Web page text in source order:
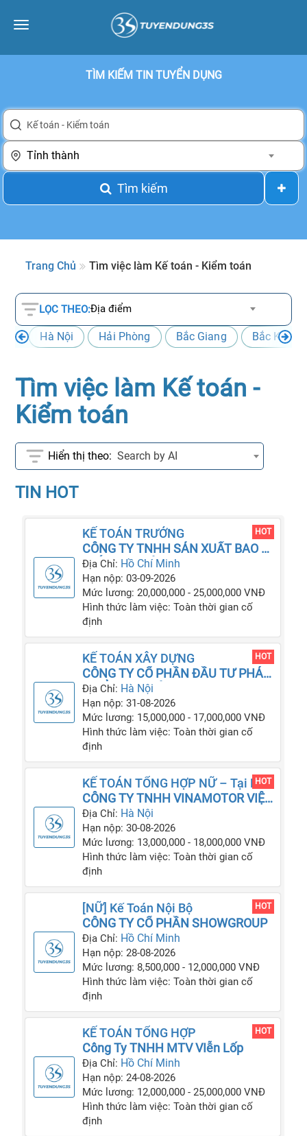
Toggle
TÌM KIẾM TIN TUYỂN DỤNG
Tỉnh thành
Tìm kiếm
Trang Chủ Tìm việc làm Kế toán - Kiểm toán
LỌC THEO:Địa điểm
Hà Nội Hải Phòng Bắc Giang Bắc Kạn
Tìm việc làm Kế toán -
Kiểm toán
Search by AI
TIN HOT
KẾ TOÁN TRƯỞNG
CÔNG TY TNHH SẢN XUẤT BAO BÌ
GIẤY AN PHÚ
Địa Chỉ: Hồ Chí Minh
Hạn nộp: 03-09-2026
Mức lương: 20,000,000 - 25,000,000 VNĐ
Hình thức làm việc: Toàn thời gian cố
định
HOT
KẾ TOÁN XÂY DỰNG
CÔNG TY CỔ PHẦN ĐẦU TƯ PHÁT
TRIỂN AN PHÚC VINH
Địa Chỉ: Hà Nội
Hạn nộp: 31-08-2026
Mức lương: 15,000,000 - 17,000,000 VNĐ
Hình thức làm việc: Toàn thời gian cố
định
HOT
KẾ TOÁN TỔNG HỢP NỮ – Tại Hà
Nội
CÔNG TY TNHH VINAMOTOR VIỆT
NAM
Địa Chỉ: Hà Nội
Hạn nộp: 30-08-2026
Mức lương: 13,000,000 - 18,000,000 VNĐ
Hình thức làm việc: Toàn thời gian cố
định
HOT
[NỮ] Kế Toán Nội Bộ
CÔNG TY CỔ PHẦN SHOWGROUP
Địa Chỉ: Hồ Chí Minh
Hạn nộp: 28-08-2026
Mức lương: 8,500,000 - 12,000,000 VNĐ
Hình thức làm việc: Toàn thời gian cố
định
HOT
KẾ TOÁN TỔNG HỢP
Công Ty TNHH MTV VIễn Lốp
Địa Chỉ: Hồ Chí Minh
Hạn nộp: 24-08-2026
Mức lương: 12,000,000 - 25,000,000 VNĐ
Hình thức làm việc: Toàn thời gian cố
định
HOT